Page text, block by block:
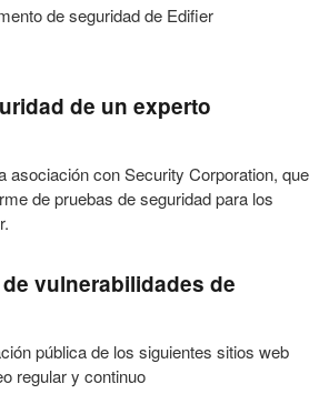
de seguridad de Edifier
de un experto
asociación con Security Corporation, que
de pruebas de seguridad para los
vulnerabilidades de
pública de los siguientes sitios web
regular y continuo